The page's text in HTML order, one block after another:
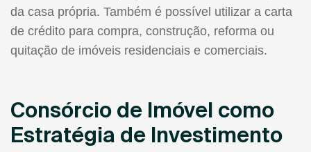
da casa própria. Também é possível utilizar a carta
de crédito para compra, construção, reforma ou
quitação de imóveis residenciais e comerciais.
Consórcio de Imóvel como
Estratégia de Investimento